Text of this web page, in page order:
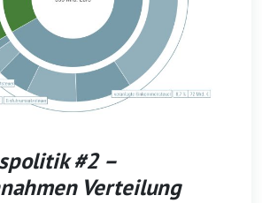
#2 –
Verteilung